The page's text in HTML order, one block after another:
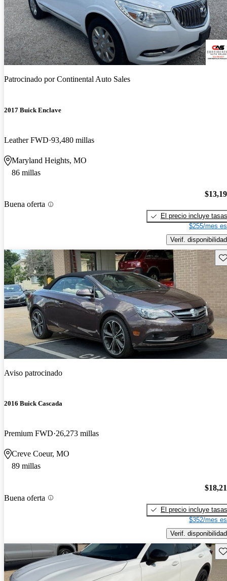
Patrocinado porContinental Auto Sales
2017 Buick Enclave
Leather FWD 93,480 millas
Maryland Heights, MO
86 millas
Buena oferta
El precio incluye tasas
$255/mes
Verif. disponibilidad
Aviso patrocinado
2016 Buick Cascada
Premium FWD 26,273 millas
Creve Coeur, MO
89 millas
Buena oferta
El precio incluye tasas
$352/mes
Verif. disponibilidad